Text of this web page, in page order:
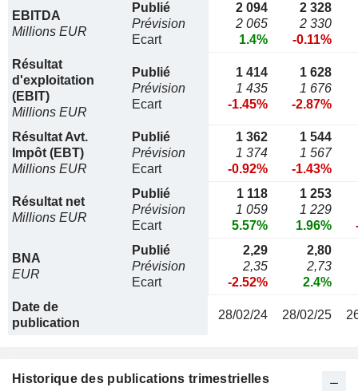
EBITDA
Millions EUR
Publié
Prévision
Ecart
2 094
2 065
1.4%
2 328
2 330
-0.11%
Résultat
d'exploitation
(EBIT)
Millions EUR
Publié
Prévision
Ecart
1 414
1 435
-1.45%
1 628
1 676
-2.87%
Résultat Avt.
Impôt (EBT)
Millions EUR
Publié
Prévision
Ecart
1 362
1 374
-0.92%
1 544
1 567
-1.43%
Résultat net
Millions EUR
Publié
Prévision
Ecart
1 118
1 059
5.57%
1 253
1 229
1.96%
BNA
EUR
Publié
Prévision
Ecart
2,29
2,35
-2.52%
2,80
2,73
2.4%
Date de
publication
28/02/24 28/02/25
Historique des publications trimestrielles